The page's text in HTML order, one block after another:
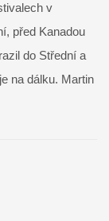
v
před Kanadou
do Střední a
na dálku. Martin